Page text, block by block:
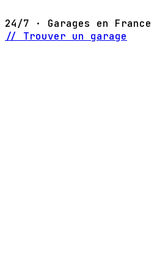
24/7 · Garages en France
// Trouver un garage